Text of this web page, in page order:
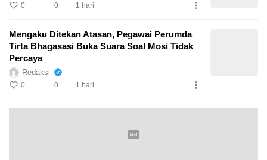
0 0 1 hari
Mengaku Ditekan Atasan, Pegawai Perumda
Tirta Bhagasasi Buka Suara Soal Mosi Tidak
Percaya
Redaksi
0 0 1 hari